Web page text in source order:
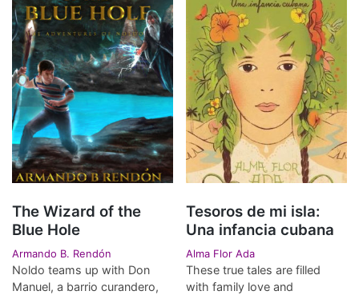
The Wizard of the
Blue Hole
Armando B. Rendón
Noldo teams up with Don
Manuel, a barrio curandero,
Tesoros de mi isla:
Una infancia cubana
Alma Flor Ada
These true tales are filled
with family love and